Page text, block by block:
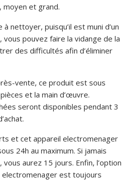
moyen et grand.
à nettoyer, puisqu’il est muni d’un
vous pouvez faire la vidange de la
des difficultés afin d’éliminer
vente, ce produit est sous
et la main d’œuvre.
seront disponibles pendant 3
et cet appareil electromenager
24h au maximum. Si jamais
vous aurez 15 jours. Enfin, l’option
electromenager est toujours